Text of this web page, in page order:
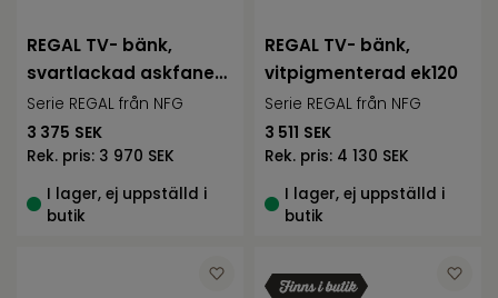
REGAL TV- bänk,
svartlackad askfaner
120
Serie REGAL från NFG
3 375 SEK
Rek. pris: 3 970 SEK
I lager, ej uppställd i
butik
REGAL TV- bänk,
vitpigmenterad ek120
Serie REGAL från NFG
3 511 SEK
Rek. pris: 4 130 SEK
I lager, ej uppställd i
butik